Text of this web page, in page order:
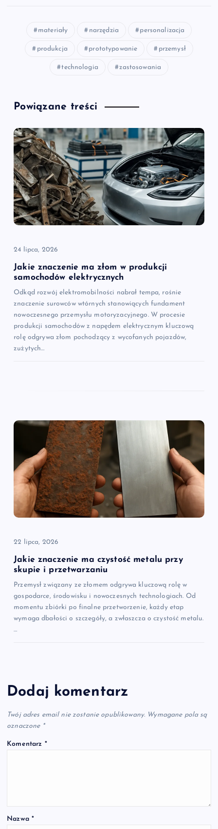
materiały narzędzia personalizacja
produkcja prototypowanie przemysł
technologia zastosowania
Powiązane treści
24 lipca, 2026
Jakie znaczenie ma złom w produkcji
samochodów elektrycznych
Odkąd rozwój elektromobilności nabrał tempa, rośnie
znaczenie surowców wtórnych stanowiących fundament
nowoczesnego przemysłu motoryzacyjnego. W procesie
produkcji samochodów z napędem elektrycznym kluczową
rolę odgrywa złom pochodzący z wycofanych pojazdów,
zużytych…
22 lipca, 2026
Jakie znaczenie ma czystość metalu przy
skupie i przetwarzaniu
Przemysł związany ze złomem odgrywa kluczową rolę w
gospodarce, środowisku i nowoczesnych technologiach. Od
momentu zbiórki po finalne przetworzenie, każdy etap
wymaga dbałości o szczegóły, a zwłaszcza o czystość metalu.
…
Dodaj komentarz
Twój adres email nie zostanie opublikowany. Wymagane pola są
oznaczone *
Komentarz *
Nazwa *